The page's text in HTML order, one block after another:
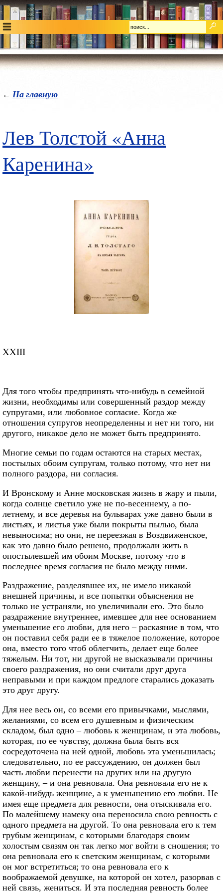
← На главную
Лев Толстой «Анна
Каренина»
XXIII
Для того чтобы предпринять что-нибудь в семейной
жизни, необходимы или совершенный раздор между
супругами, или любовное согласие. Когда же
отношения супругов неопределенны и нет ни того, ни
другого, никакое дело не может быть предпринято.
Многие семьи по годам остаются на старых местах,
постылых обоим супругам, только потому, что нет ни
полного раздора, ни согласия.
И Вронскому и Анне московская жизнь в жару и пыли,
когда солнце светило уже не по-весеннему, а по-
летнему, и все деревья на бульварах уже давно были в
листьях, и листья уже были покрыты пылью, была
невыносима; но они, не переезжая в Воздвиженское,
как это давно было решено, продолжали жить в
опостылевшей им обоим Москве, потому что в
последнее время согласия не было между ними.
Раздражение, разделявшее их, не имело никакой
внешней причины, и все попытки объяснения не
только не устраняли, но увеличивали его. Это было
раздражение внутреннее, имевшее для нее основанием
уменьшение его любви, для него – раскаяние в том, что
он поставил себя ради ее в тяжелое положение, которое
она, вместо того чтоб облегчить, делает еще более
тяжелым. Ни тот, ни другой не высказывали причины
своего раздражения, но они считали друг друга
неправыми и при каждом предлоге старались доказать
это друг другу.
Для нее весь он, со всеми его привычками, мыслями,
желаниями, со всем его душевным и физическим
складом, был одно – любовь к женщинам, и эта любовь,
которая, по ее чувству, должна была быть вся
сосредоточена на ней одной, любовь эта уменьшилась;
следовательно, по ее рассуждению, он должен был
часть любви перенести на других или на другую
женщину, – и она ревновала. Она ревновала его не к
какой-нибудь женщине, а к уменьшению его любви. Не
имея еще предмета для ревности, она отыскивала его.
По малейшему намеку она переносила свою ревность с
одного предмета на другой. То она ревновала его к тем
грубым женщинам, с которыми благодаря своим
холостым связям он так легко мог войти в сношения; то
она ревновала его к светским женщинам, с которыми
он мог встретиться; то она ревновала его к
воображаемой девушке, на которой он хотел, разорвав с
ней связь, жениться. И эта последняя ревность более